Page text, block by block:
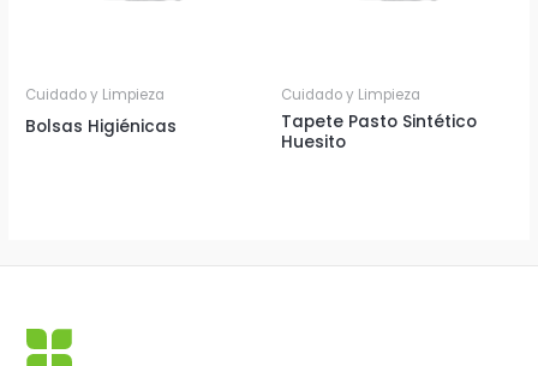
Cuidado y Limpieza
Bolsas Higiénicas
Cuidado y Limpieza
Tapete Pasto Sintético
Huesito